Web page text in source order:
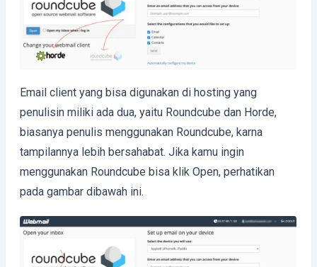
Email client yang bisa digunakan di hosting yang
penulisin miliki ada dua, yaitu Roundcube dan Horde,
biasanya penulis menggunakan Roundcube, karna
tampilannya lebih bersahabat. Jika kamu ingin
menggunakan Roundcube bisa klik Open, perhatikan
pada gambar dibawah ini.